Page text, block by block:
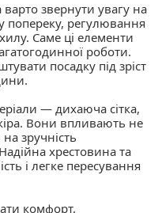
варто звернути увагу на
попереку, регулювання
Саме ці елементи
роботи.
посадку під зріст
— дихаюча сітка,
Вони впливають не
зручність
хрестовина та
і легке пересування
комфорт,